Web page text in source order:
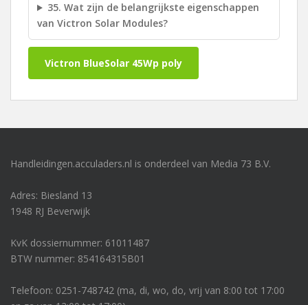
35. Wat zijn de belangrijkste eigenschappen
van Victron Solar Modules?
Victron BlueSolar 45Wp poly
Handleidingen.acculaders.nl is onderdeel van Media 73 B.V.
Adres: Biesland 13
1948 RJ Beverwijk
KvK dossiernummer: 61011487
BTW nummer: 854164315B01
Telefoon: 0251-748742 (ma, di, wo, do, vrij van 8:00 tot 17:00